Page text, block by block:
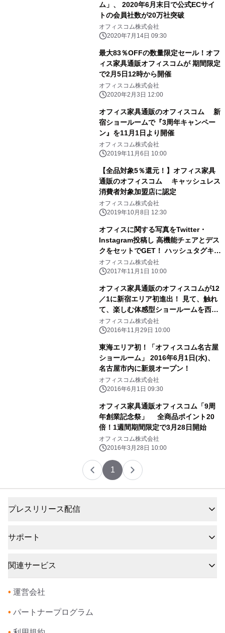
ム」、 2020年6月末日で公式ECサイ
トの会員社数が20万社突破
オフィスコム株式会社
2020年7月14日 09:30
最大83％OFFの数量限定セール！オフ
ィス家具通販オフィスコムが 期間限定
で2月5日12時から開催
オフィスコム株式会社
2020年2月3日 12:00
オフィス家具通販のオフィスコム 新
宿ショールームで『3周年キャンペー
ン』を11月1日より開催
オフィスコム株式会社
2019年11月6日 10:00
【全品対象5％還元！】オフィス家具
通販のオフィスコム キャッシュレス
消費者対象加盟店に認定
オフィスコム株式会社
2019年10月8日 12:30
オフィスに関する写真をTwitter・
Instagram投稿し 高機能チェアとデス
クをセットでGET！ ハッシュタグキャ
ンペーン11月1日から開催
オフィスコム株式会社
2017年11月1日 10:00
オフィス家具通販のオフィスコムが12
／1に新宿エリア初進出！ 見て、触れ
て、楽しむ体感型ショールームを西新
宿にオープン
オフィスコム株式会社
2016年11月29日 10:00
東海エリア初！「オフィスコム名古屋
ショールーム」 2016年6月1日(水)、
名古屋市内に新規オープン！
オフィスコム株式会社
2016年6月1日 09:30
オフィス家具通販オフィスコム「9周
年創業記念祭」 全商品ポイント20
倍！1週間期間限定で3月28日開始
オフィスコム株式会社
2016年3月28日 10:00
1
プレスリリース配信
サポート
関連サービス
• 運営会社
• パートナープログラム